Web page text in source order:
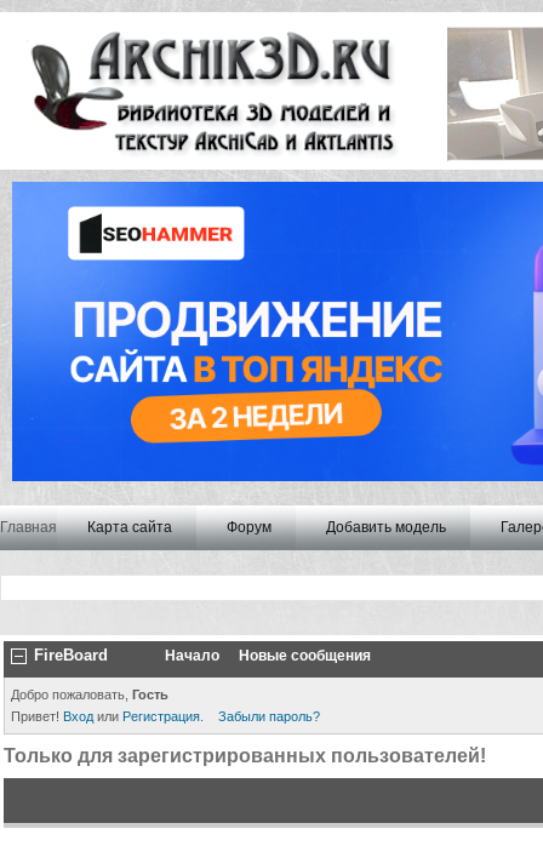
Главная Карта сайта Форум Добавить модель
FireBoard Начало Новые сообщения
Добро пожаловать, Гость
Привет! Вход или Регистрация Забыли пароль?
Только для зарегистрированных пользователей!